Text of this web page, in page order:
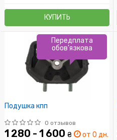
КУПИТЬ
Подушкa кпп
0 отзывов
1 280 - 1 600 ₴ от 0 дн.
Передплата
обов'язкова